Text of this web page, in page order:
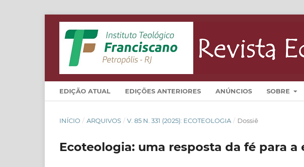
EDIÇÃO ATUAL EDIÇÕES ANTERIORES ANÚNCIOS SOBRE
INÍCIO / ARQUIVOS / V. 85 N. 331 (2025): ECOTEOLOGIA / Dossiê
Ecoteologia: uma resposta da fé para a